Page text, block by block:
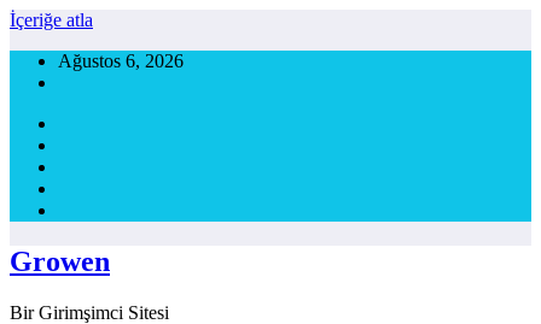
İçeriğe atla
Ağustos 6, 2026
Growen
Bir Girimşimci Sitesi